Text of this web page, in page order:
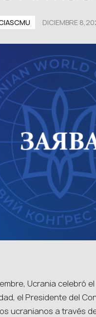
DICIEMBRE
Ucrania celebró
el Presidente del
ucranianos a través